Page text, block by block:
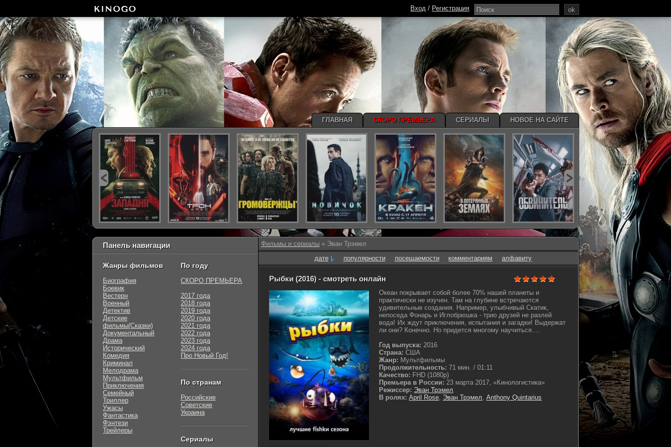
Фильмы и сериалы » Эван Трэмел
дате
популярности посещаемости комментариям алфавиту
Рыбки (2016) - смотреть онлайн
Океан покрывает собой более 70% нашей планеты и
практически не изучен. Там на глубине встречаются
удивительные создания. Например, улыбчивый Скатик,
непоседа Фонарь и Иглобрюшка - трио друзей не разлей
вода! Их ждут приключения, испытания и загадки! Выдержат
ли они? Конечно. Но придется многому научиться....
Год выпуска: 2016
Страна: США
Жанр: Мультфильмы
Продолжительность: 71 мин. / 01:11
Качество: FHD (1080p)
Премьера в России: 23 марта 2017, «Кинологистика»
Режиссер: Эван Трэмел
В ролях: April Rose, Эван Трэмел, Anthony Quintarius
Панель навигации
Жанры фильмов
Биография
Боевик
Вестерн
Военный
Детектив
Детские
фильмы(Сказки)
Документальный
Драма
Исторический
Комедия
Криминал
Мелодрама
Мультфильм
Приключения
Семейный
Триллер
Ужасы
Фантастика
Фэнтези
Трейлеры
По году
СКОРО ПРЕМЬЕРА
2017 года
2018 года
2019 года
2020 года
2021 года
2022 года
2023 года
2024 года
Про Новый Год!
По странам
Российские
Советские
Украина
Сериалы
ok
Вход / Регистрация
ГЛАВНАЯ СКОРО ПРЕМЬЕРА СЕРИАЛЫ НОВОЕ НА САЙТЕ